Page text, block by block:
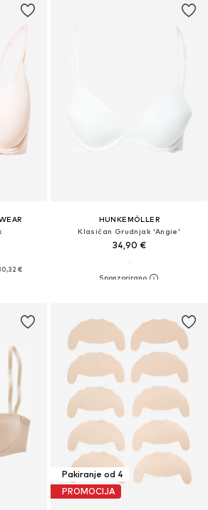
€
HUNKEMÖLLER
Klasičan Grudnjak 'Angie'
34,90 €
Pakiranje od 4
PROMOCIJA